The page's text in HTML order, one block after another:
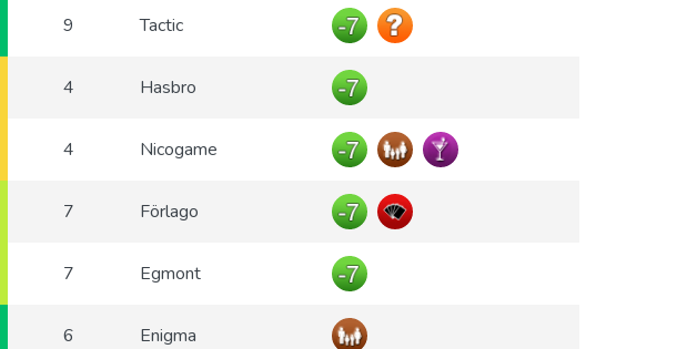
9 Tactic
4 Hasbro
4 Nicogame
7 Förlago
7 Egmont
6 Enigma